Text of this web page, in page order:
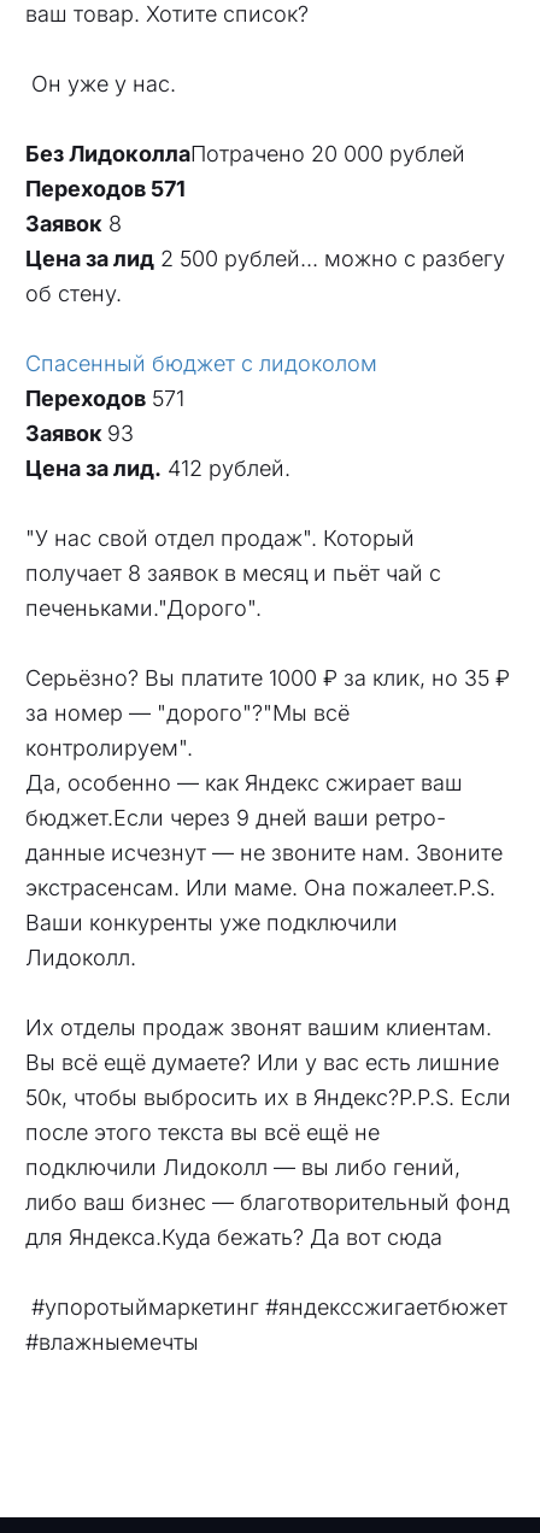
ваш товар. Хотите список?
Он уже у нас.
Без ЛидоколлаПотрачено 20 000 рублей
Переходов 571
Заявок 8
Цена за лид 2 500 рублей... можно с разбегу
об стену.
Спасенный бюджет с лидоколом
Переходов 571
Заявок 93
Цена за лид. 412 рублей.
"У нас свой отдел продаж". Который
получает 8 заявок в месяц и пьёт чай с
печеньками."Дорого".
Серьёзно? Вы платите 1000 ₽ за клик, но 35 ₽
за номер — "дорого"?"Мы всё
контролируем".
Да, особенно — как Яндекс сжирает ваш
бюджет.Если через 9 дней ваши ретро-
данные исчезнут — не звоните нам. Звоните
экстрасенсам. Или маме. Она пожалеет.P.S.
Ваши конкуренты уже подключили
Лидоколл.
Их отделы продаж звонят вашим клиентам.
Вы всё ещё думаете? Или у вас есть лишние
50к, чтобы выбросить их в Яндекс?P.P.S. Если
после этого текста вы всё ещё не
подключили Лидоколл — вы либо гений,
либо ваш бизнес — благотворительный фонд
для Яндекса.Куда бежать? Да вот сюда
#упоротыймаркетинг #яндекссжигаетбюжет
#влажныемечты